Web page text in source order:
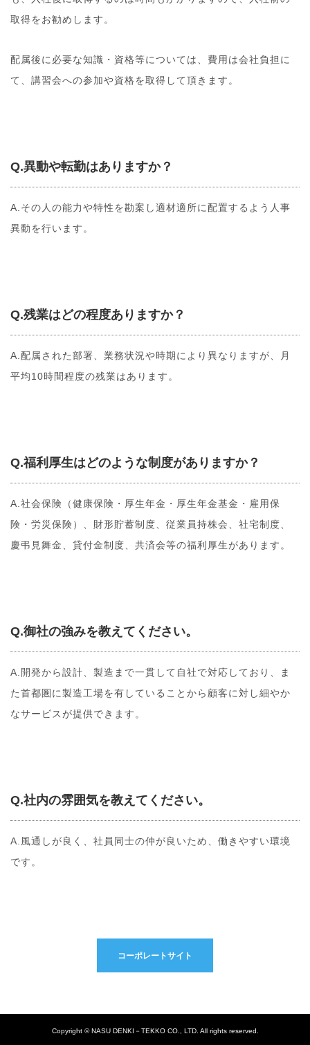
取得をお勧めします。
配属後に必要な知識・資格等については、費用は会社負担に
て、講習会への参加や資格を取得して頂きます。
Q.異動や転勤はありますか？
A.その人の能力や特性を勘案し適材適所に配置するよう人事
異動を行います。
Q.残業はどの程度ありますか？
A.配属された部署、業務状況や時期により異なりますが、月
平均10時間程度の残業はあります。
Q.福利厚生はどのような制度がありますか？
A.社会保険（健康保険・厚生年金・厚生年金基金・雇用保
険・労災保険）、財形貯蓄制度、従業員持株会、社宅制度、
慶弔見舞金、貸付金制度、共済会等の福利厚生があります。
Q.御社の強みを教えてください。
A.開発から設計、製造まで一貫して自社で対応しており、ま
た首都圏に製造工場を有していることから顧客に対し細やか
なサービスが提供できます。
Q.社内の雰囲気を教えてください。
A.風通しが良く、社員同士の仲が良いため、働きやすい環境
です。
コーポレートサイト
Copyright © NASU DENKI－TEKKO CO., LTD. All rights reserved.